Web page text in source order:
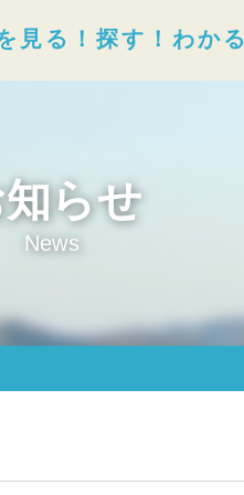
見る！探す！わか
らせ
News